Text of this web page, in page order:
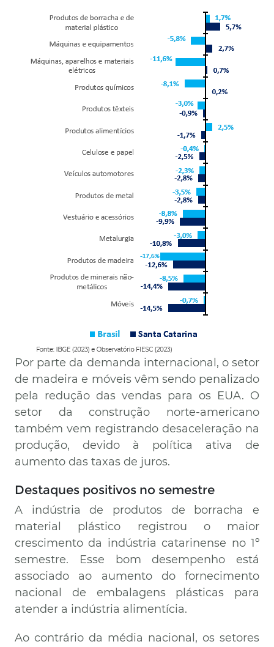
Por parte da demanda internacional, o setor
de madeira e móveis vêm sendo penalizado
pela redução das vendas para os EUA. O
setor da construção norte-americano
também vem registrando desaceleração na
produção, devido à política ativa de
aumento das taxas de juros.
Destaques positivos no semestre
A indústria de produtos de borracha e
material plástico registrou o maior
crescimento da indústria catarinense no 1º
semestre. Esse bom desempenho está
associado ao aumento do fornecimento
nacional de embalagens plásticas para
atender a indústria alimentícia.
Ao contrário da média nacional, os setores